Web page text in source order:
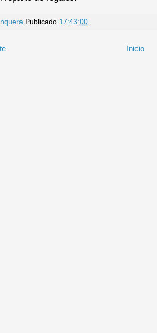
Publicado 17:43:00
Inicio